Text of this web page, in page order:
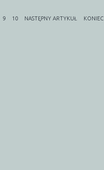
9 10 NASTĘPNY ARTYKUŁ KONIEC